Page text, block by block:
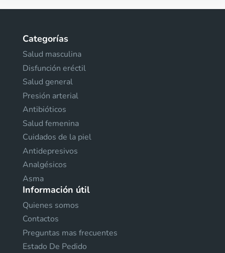
Categorías
Salud masculina
Disfunción eréctil
Salud general
Presión arterial
Antibióticos
Salud femenina
Cuidados de la piel
Antidepresivos
Analgésicos
Asma
Información útil
Quienes somos
Contactos
Preguntas mas frecuentes
Estado De Pedido